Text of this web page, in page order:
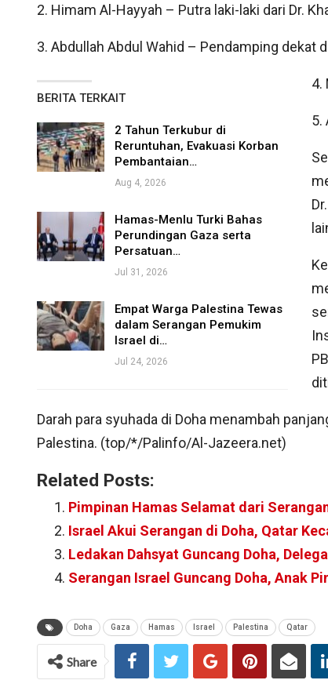
2. Himam Al-Hayyah – Putra laki-laki dari Dr.
3. Abdullah Abdul Wahid – Pendamping dekat
BERITA TERKAIT
2 Tahun Terkubur di
Reruntuhan, Evakuasi Korban
Pembantaian…
Aug 4, 2026
Hamas-Menlu Turki Bahas
Perundingan Gaza serta
Persatuan…
Jul 31, 2026
Empat Warga Palestina Tewas
dalam Serangan Pemukim
Israel di…
Jul 24, 2026
4.
5.
Darah para syuhada di Doha menambah
Palestina. (top/*/Palinfo/Al-Jazeera.net)
Related Posts:
Pimpinan Hamas Selamat dari
Israel Akui Serangan di Doha, Qatar
Ledakan Dahsyat Guncang Doha,
Serangan Israel Guncang Doha, Anak
Doha Gaza Hamas Israel Palestina Qatar
Share